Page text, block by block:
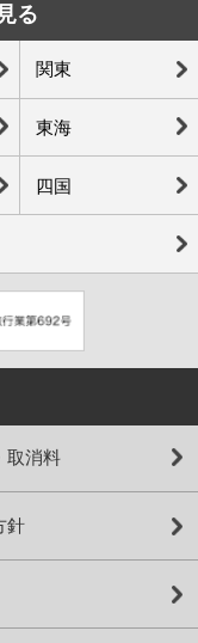
る
関東
東海
四国
取消料
針